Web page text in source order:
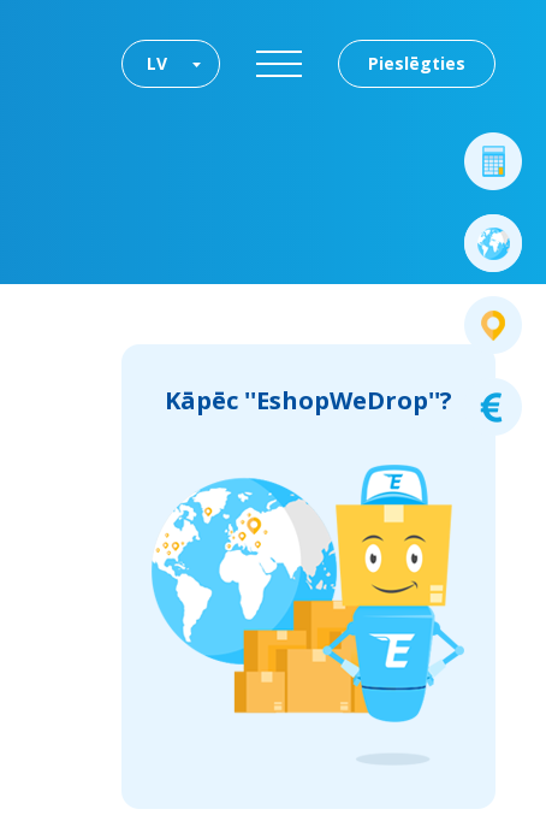
Pieslēgties
LV
Kāpēc ''EshopWeDrop''?